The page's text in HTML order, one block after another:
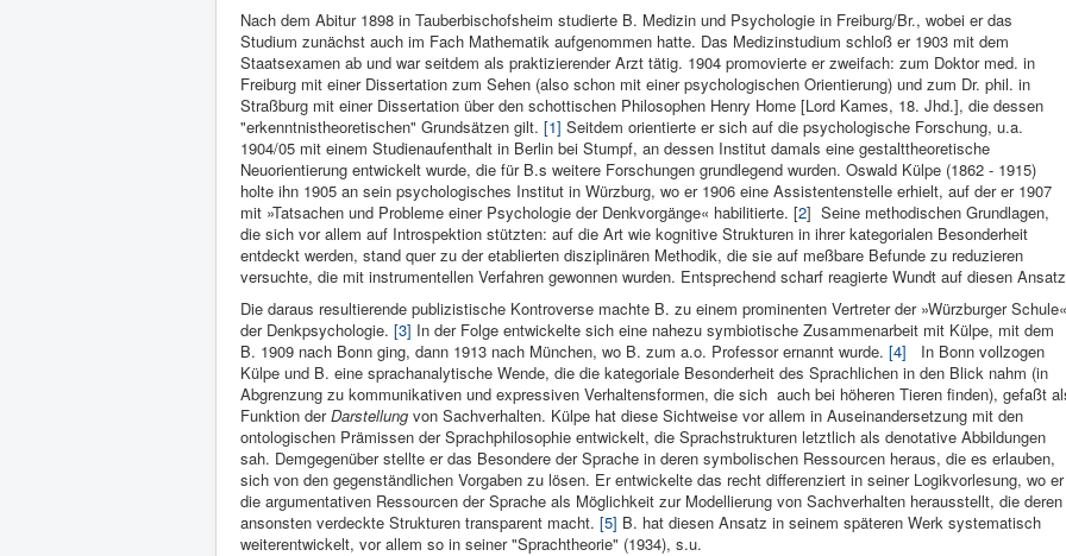
Nach dem Abitur 1898 in Tauberbischofsheim studierte B. Medizin und Psychologie in Freiburg/Br., wobei er das
Studium zunächst auch im Fach Mathematik aufgenommen hatte. Das Medizinstudium schloß er 1903 mit dem
Staatsexamen ab und war seitdem als praktizierender Arzt tätig. 1904 promovierte er zweifach: zum Doktor med. in
Freiburg mit einer Dissertation zum Sehen (also schon mit einer psychologischen Orientierung) und zum Dr. phil. in
Straßburg mit einer Dissertation über den schottischen Philosophen Henry Home [Lord Kames, 18. Jhd.], die dessen
"erkenntnistheoretischen" Grundsätzen gilt. [1] Seitdem orientierte er sich auf die psychologische Forschung, u.a.
1904/05 mit einem Studienaufenthalt in Berlin bei Stumpf, an dessen Institut damals eine gestalttheoretische
Neuorientierung entwickelt wurde, die für B.s weitere Forschungen grundlegend wurden. Oswald Külpe (1862 - 1915)
holte ihn 1905 an sein psychologi­sches Insti­tut in Würzburg, wo er 1906 eine Assistentenstelle erhielt, auf der er 1907
mit »Tatsachen und Probleme einer Psychologie der Denkvor­gänge« habilitierte. [2] Seine methodischen Grundlagen,
die sich vor allem auf Introspektion stützten: auf die Art wie kognitive Strukturen in ihrer kategorialen Besonderheit
entdeckt werden, stand quer zu der etablierten disziplinären Methodik, die sie auf meßbare Befunde zu reduzieren
versuchte, die mit instrumentellen Verfahren gewonnen wurden. Entsprechend scharf reagierte Wundt auf diesen
Die daraus resultierende publizistische Kontroverse machte B. zu einem promi­nenten Vertreter der »Würzburger Schule«
der Denkpsy­chologie. [3] In der Folge entwickelte sich eine nahezu symbiotische Zusammenarbeit mit Külpe, mit dem
B. 1909 nach Bonn ging, dann 1913 nach München, wo B. zum a.o. Pro­fessor ernannt wurde. [4] In Bonn vollzogen
Külpe und B. eine sprachanalytische Wende, die die kategoriale Besonderheit des Sprachlichen in den Blick nahm (in
Abgrenzung zu kommunikativen und expressiven Verhaltensformen, die sich auch bei höheren Tieren finden), gefaßt
Funktion derDarstellung von Sachverhalten. Külpe hat diese Sichtweise vor allem in Auseinandersetzung mit den
ontologischen Prämissen der Sprachphilosophie entwickelt, die Sprachstrukturen letztlich als denotative Abbildungen
sah. Demgegenüber stellte er das Besondere der Sprache in deren symbolischen Ressourcen heraus, die es erlauben,
sich von den gegenständlichen Vorgaben zu lösen. Er entwickelte das recht differenziert in seiner Logikvorlesung, wo er
die argumentativen Ressourcen der Sprache als Möglichkeit zur Modellierung von Sachverhalten herausstellt, die deren
ansonsten verdeckte Strukturen transparent macht. [5] B. hat diesen Ansatz in seinem späteren Werk systematisch
weiterentwickelt, vor allem so in seiner "Sprachtheorie" (1934), s.u.